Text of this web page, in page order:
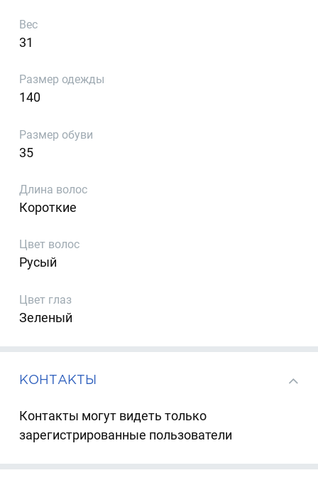
Вес
31
Размер одежды
140
Размер обуви
35
Длина волос
Короткие
Цвет волос
Русый
Цвет глаз
Зеленый
КОНТАКТЫ
Контакты могут видеть только
зарегистрированные пользователи